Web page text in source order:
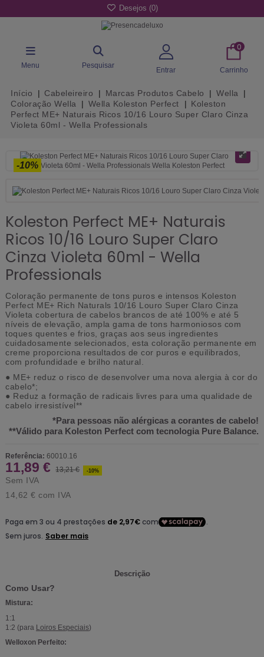
Desejos (0)
Menu Pesquisar
Entrar
0
Carrinho
Início Cabeleireiro Marcas Produtos Cabelo
Wella
Coloração Wella
Wella Koleston Perfect
Koleston
Perfect ME+ Naturais Ricos 10/16 Louro Super Claro Cinza
Violeta 60ml - Wella Professionals
-10%
Koleston Perfect ME+ Naturais
Ricos 10/16 Louro Super Claro
Cinza Violeta 60ml - Wella
Professionals
Coloração permanente de tons puros e intensos Koleston
Perfect ME+ Rich Naturals 10/16 Louro Super Claro Cinza
Violeta cobertura de cabelos brancos de até 100% e até 5
níveis de elevação, ampla gama de tons harmoniosos com
toques quentes e frios, graças aos seus ingredientes
cuidadosamente selecionados, esta coloração permanente em
creme proporciona resultados de cor puros e equilibrados,
com profundidade e brilho natural.
● ME+ reduz o risco de desenvolver uma nova alergia à cor do
cabelo*;
● Reduz a formação de radicais livres para uma qualidade de
cabelo irresistível**
*Para pessoas não alérgicas a corantes de cabelo!
**Válido para Koleston Perfect com tecnologia Pure Balance.
Referência: 60010.16
11,89 € 13,21 € -10%
Sem IVA
14,62 € com IVA
Descrição
Como Usar?
Mistura:
1:1
1:2 (para Loiros Especiais)
Welloxon Perfeito: